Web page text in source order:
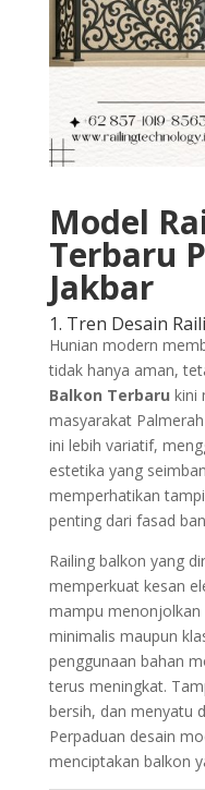
Model
Terbaru
Jakbar
1. Tren Desain
Hunian modern
tidak hanya aman,
Balkon Terbaru kini
masyarakat
ini lebih variatif,
estetika yang
memperhatikan
penting dari fasad
Railing balkon yang
memperkuat kesan
mampu
minimalis maupun
penggunaan bahan
terus meningkat.
bersih, dan menyatu
Perpaduan desain
menciptakan balkon